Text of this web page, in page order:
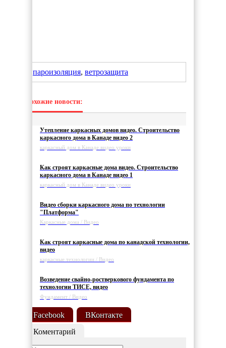
пароизоляция, ветрозащита
Похожие новости:
Утепление каркасных домов видео. Строительство
каркасного дома в Канаде видео 2
каркасный дом в Канаде видео уроки
Как строят каркасные дома видео. Строительство
каркасного дома в Канаде видео 1
каркасный дом в Канаде видео уроки
Видео сборки каркасного дома по технологии
"Платформа"
Каркасные дома / Видео
Как строят каркасные дома по канадской технологии,
видео
каркасные технологии / Видео
Возведение свайно-ростверкового фундамента по
технологии ТИСЕ, видео
Фундамент / Видео
Facebook
ВКонтакте
Коментарий